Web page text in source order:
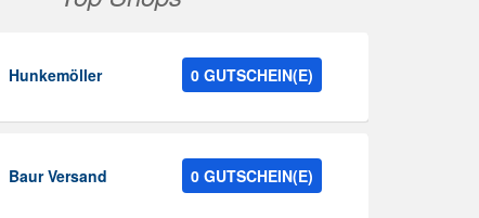
Hunkemöller 0 GUTSCHEIN(E)
Baur Versand 0 GUTSCHEIN(E)